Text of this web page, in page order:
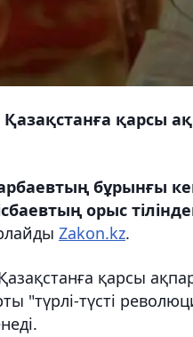
қарсы
бұрынғы
орыс
Zakon.kz.
қарсы
"түрлі-түсті